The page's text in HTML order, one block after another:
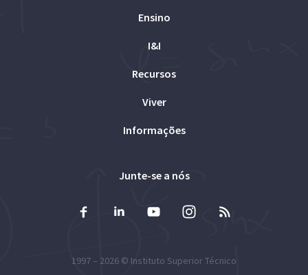
Ensino
I&I
Recursos
Viver
Informações
Junte-se a nós
1997 – 2026 © Instituto Superior Técnico